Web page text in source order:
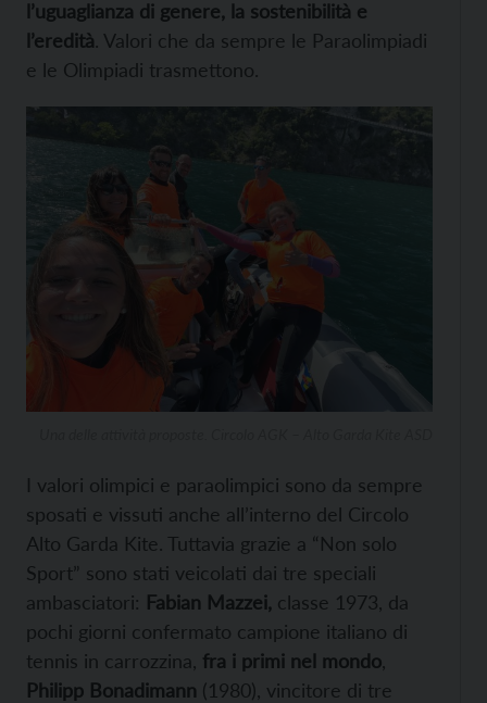
l’uguaglianza di genere, la sostenibilità e
l’eredità. Valori che da sempre le Paraolimpiadi
e le Olimpiadi trasmettono.
I valori olimpici e paraolimpici sono da sempre
sposati e vissuti anche all’interno del Circolo
Alto Garda Kite. Tuttavia grazie a “Non solo
Sport” sono stati veicolati dai tre speciali
ambasciatori: Fabian Mazzei, classe 1973, da
pochi giorni confermato campione italiano di
tennis in carrozzina, fra i primi nel mondo
Philipp Bonadimann (1980), vincitore di tre